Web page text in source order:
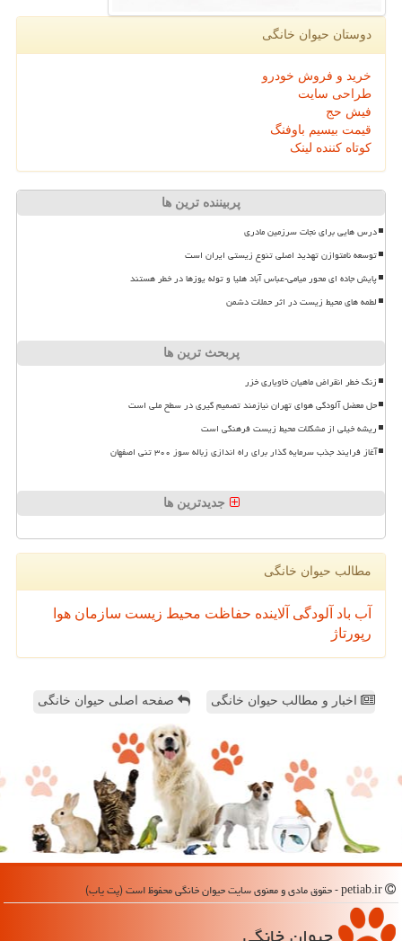
دوستان حیوان خانگی
خرید و فروش خودرو
طراحی سایت
فیش حج
قیمت بیسیم باوفنگ
کوتاه کننده لینک
پربیننده ترین ها
درس هایی برای نجات سرزمین مادری
توسعه نامتوازن تهدید اصلی تنوع زیستی ایران است
پایش جاده ای محور میامی-عباس آباد هلیا و توله یوزها در خطر هستند
لطمه های محیط زیست در اثر حملات دشمن
پربحث ترین ها
زنگ خطر انقراض ماهیان خاویاری خزر
حل معضل آلودگی هوای تهران نیازمند تصمیم گیری در سطح ملی است
ریشه خیلی از مشکلات محیط زیست فرهنگی است
آغاز فرایند جذب سرمایه گذار برای راه اندازی زباله سوز ۳۰۰ تنی اصفهان
جدیدترین ها
مطالب حیوان خانگی
آب باد آلودگی آلاینده حفاظت محیط زیست سازمان هوا
رپورتاژ
اخبار و مطالب حیوان خانگی صفحه اصلی حیوان خانگی